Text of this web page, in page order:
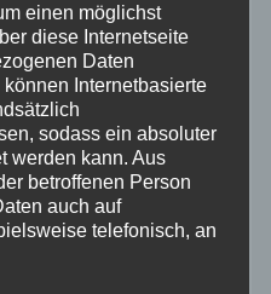
einen möglichst
diese Internetseite
Daten
Internetbasierte
sodass ein absoluter
werden kann. Aus
betroffenen Person
auch auf
telefonisch, an